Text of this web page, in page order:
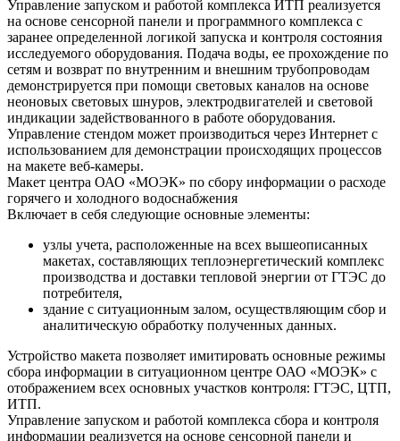
Управление запуском и работой комплекса ИТП реализуется
на основе сенсорной панели и программного комплекса с
заранее определенной логикой запуска и контроля состояния
исследуемого оборудования. Подача воды, ее прохождение по
сетям и возврат по внутренним и внешним трубопроводам
демонстрируется при помощи световых каналов на основе
неоновых световых шнуров, электродвигателей и световой
индикации задействованного в работе оборудования.
Управление стендом может производиться через Интернет с
использованием для демонстрации происходящих процессов
на макете веб-камеры.
Макет центра ОАО «МОЭК» по сбору информации о расходе
горячего и холодного водоснабжения
Включает в себя следующие основные элементы:
узлы учета, расположенные на всех вышеописанных
макетах, составляющих теплоэнергетический комплекс
производства и доставки тепловой энергии от ГТЭС до
потребителя,
здание с ситуационным залом, осуществляющим сбор и
аналитическую обработку полученных данных.
Устройство макета позволяет имитировать основные режимы
сбора информации в ситуационном центре ОАО «МОЭК» с
отображением всех основных участков контроля: ГТЭС, ЦТП,
ИТП.
Управление запуском и работой комплекса сбора и контроля
информации реализуется на основе сенсорной панели и